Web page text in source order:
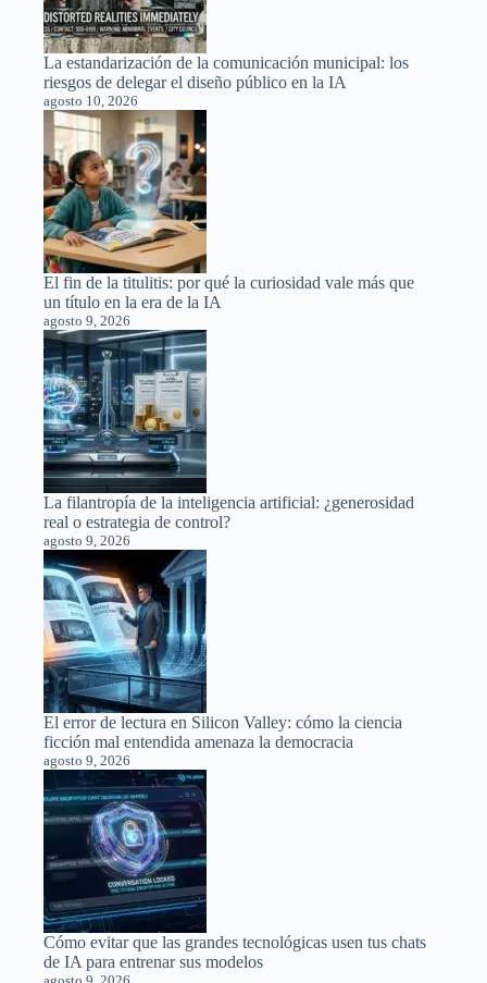
La estandarización de la comunicación municipal: los
riesgos de delegar el diseño público en la IA
agosto 10, 2026
El fin de la titulitis: por qué la curiosidad vale más que
un título en la era de la IA
agosto 9, 2026
La filantropía de la inteligencia artificial: ¿generosidad
real o estrategia de control?
agosto 9, 2026
El error de lectura en Silicon Valley: cómo la ciencia
ficción mal entendida amenaza la democracia
agosto 9, 2026
Cómo evitar que las grandes tecnológicas usen tus chats
de IA para entrenar sus modelos